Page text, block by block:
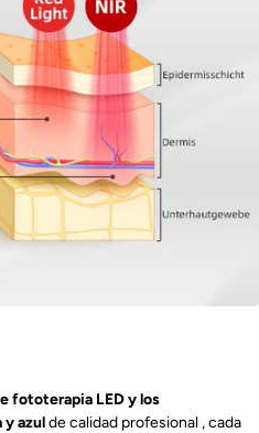
fototerapia LED ylos
y azulde calidad profesional , cada